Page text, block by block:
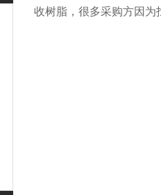
收树脂，很多采购方因为